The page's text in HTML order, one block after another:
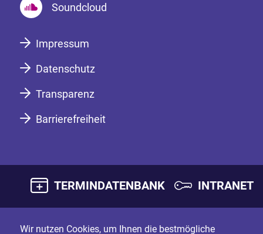
Soundcloud
Impressum
Datenschutz
Transparenz
Barrierefreiheit
TERMINDATENBANK INTRANET
Wir nutzen Cookies, um Ihnen die bestmögliche